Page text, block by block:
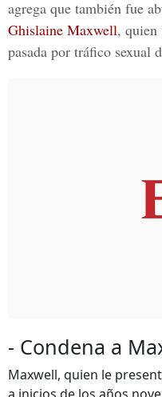
agrega que también fue
Ghislaine Maxwell, quien
pasada por tráfico sexual
- Condena a
Maxwell, quien le